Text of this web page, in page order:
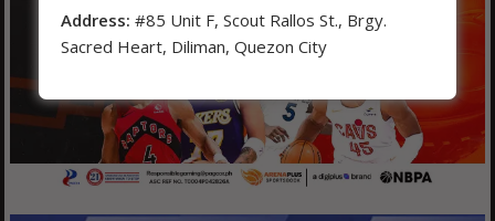
Address: #85 Unit F, Scout Rallos St., Brgy.
Sacred Heart, Diliman, Quezon City